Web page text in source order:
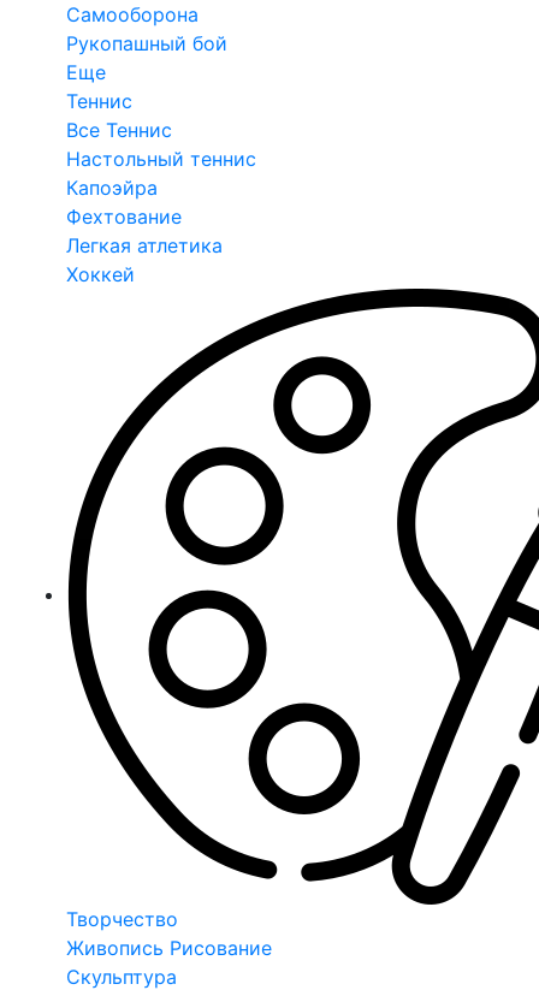
Самооборона
Рукопашный бой
Еще
Теннис
Все Теннис
Настольный теннис
Капоэйра
Фехтование
Легкая атлетика
Хоккей
Творчество
Живопись Рисование
Скульптура